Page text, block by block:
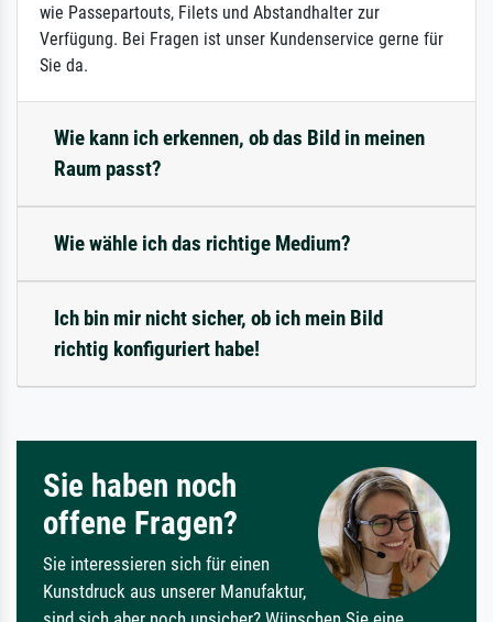
wie Passepartouts, Filets und Abstandhalter zur
Verfügung. Bei Fragen ist unser Kundenservice gerne für
Sie da.
Wie kann ich erkennen, ob das Bild in meinen
Raum passt?
Wie wähle ich das richtige Medium?
Ich bin mir nicht sicher, ob ich mein Bild
richtig konfiguriert habe!
Sie haben noch
offene Fragen?
Sie interessieren sich für einen
Kunstdruck aus unserer Manufaktur,